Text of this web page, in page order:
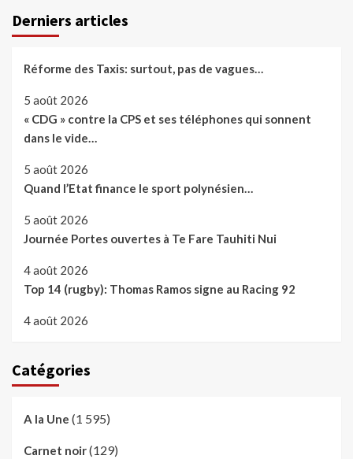
Derniers articles
Réforme des Taxis: surtout, pas de vagues…
5 août 2026
« CDG » contre la CPS et ses téléphones qui sonnent
dans le vide…
5 août 2026
Quand l’Etat finance le sport polynésien…
5 août 2026
Journée Portes ouvertes à Te Fare Tauhiti Nui
4 août 2026
Top 14 (rugby): Thomas Ramos signe au Racing 92
4 août 2026
Catégories
A la Une (1 595)
Carnet noir(129)